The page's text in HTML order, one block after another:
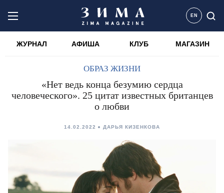
EN
ЖУРНАЛ АФИША КЛУБ МАГАЗИН
ОБРАЗ ЖИЗНИ
«Нет ведь конца безумию сердца
человеческого». 25 цитат известных британцев
о любви
14.02.2022 ДАРЬЯ КИЗЕНКОВА